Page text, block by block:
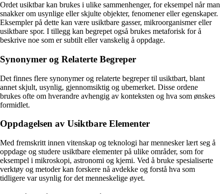
Ordet usiktbar kan brukes i ulike sammenhenger, for eksempel når man
snakker om usynlige eller skjulte objekter, fenomener eller egenskaper.
Eksempler på dette kan være usiktbare gasser, mikroorganismer eller
usiktbare spor. I tillegg kan begrepet også brukes metaforisk for å
beskrive noe som er subtilt eller vanskelig å oppdage.
Synonymer og Relaterte Begreper
Det finnes flere synonymer og relaterte begreper til usiktbart, blant
annet skjult, usynlig, gjennomsiktig og ubemerket. Disse ordene
brukes ofte om hverandre avhengig av konteksten og hva som ønskes
formidlet.
Oppdagelsen av Usiktbare Elementer
Med fremskritt innen vitenskap og teknologi har mennesker lært seg å
oppdage og studere usiktbare elementer på ulike områder, som for
eksempel i mikroskopi, astronomi og kjemi. Ved å bruke spesialiserte
verktøy og metoder kan forskere nå avdekke og forstå hva som
tidligere var usynlig for det menneskelige øyet.